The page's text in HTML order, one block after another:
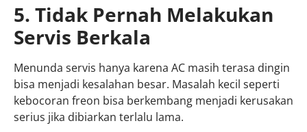
5. Tidak Pernah Melakukan
Servis Berkala
Menunda servis hanya karena AC masih terasa dingin
bisa menjadi kesalahan besar. Masalah kecil seperti
kebocoran freon bisa berkembang menjadi kerusakan
serius jika dibiarkan terlalu lama.